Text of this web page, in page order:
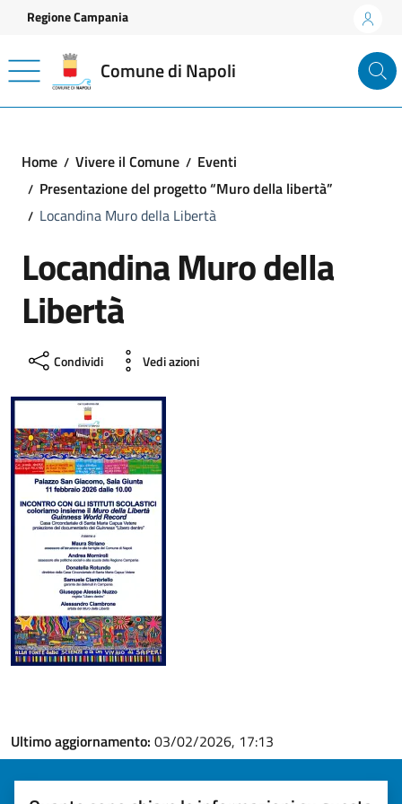
Vai ai contenuti
Vai al footer
Regione Campania
Comune di Napoli
Home Vivere il Comune
Eventi
Presentazione del progetto “Muro della libertà”
Locandina Muro della Libertà
Locandina Muro della
Libertà
Condividi Vedi azioni
Ultimo aggiornamento: 03/02/2026, 17:13